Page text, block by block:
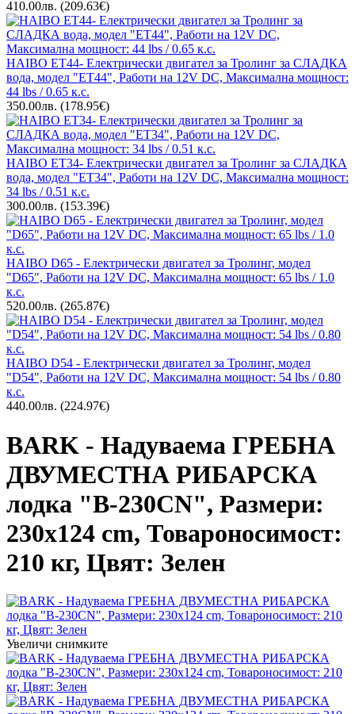
410.00лв. (209.63€)
HAIBO ET44- Електрически двигател за Тролинг за СЛАДКА
вода, модел "ET44", Работи на 12V DC, Максимална мощност:
44 lbs / 0.65 к.с.
350.00лв. (178.95€)
HAIBO ET34- Електрически двигател за Тролинг за СЛАДКА
вода, модел "ET34", Работи на 12V DC, Максимална мощност:
34 lbs / 0.51 к.с.
300.00лв. (153.39€)
HAIBO D65 - Електрически двигател за Тролинг, модел
"D65", Работи на 12V DC, Максимална мощност: 65 lbs / 1.0
к.с.
520.00лв. (265.87€)
HAIBO D54 - Електрически двигател за Тролинг, модел
"D54", Работи на 12V DC, Максимална мощност: 54 lbs / 0.80
к.с.
440.00лв. (224.97€)
BARK - Надуваема ГРЕБНА
ДВУМЕСТНА РИБАРСКА
лодка "B-230CN", Размери:
230x124 cm, Товароносимост:
210 кг, Цвят: Зелен
Увеличи снимките